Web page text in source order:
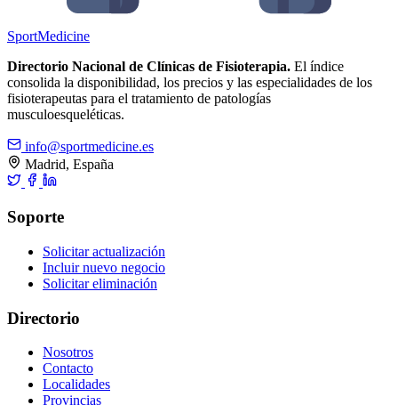
SportMedicine
Directorio Nacional de Clínicas de Fisioterapia. El índice
consolida la disponibilidad, los precios y las especialidades de los
fisioterapeutas para el tratamiento de patologías
musculoesqueléticas.
info@sportmedicine.es
Madrid, España
Soporte
Solicitar actualización
Incluir nuevo negocio
Solicitar eliminación
Directorio
Nosotros
Contacto
Localidades
Provincias